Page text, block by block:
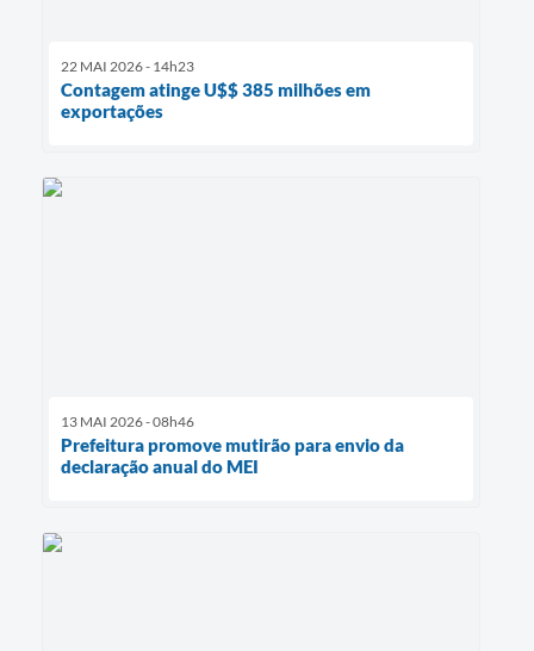
22 MAI 2026 - 14h23
Contagem atinge U$$ 385 milhões em
exportações
13 MAI 2026 - 08h46
Prefeitura promove mutirão para envio da
declaração anual do MEI